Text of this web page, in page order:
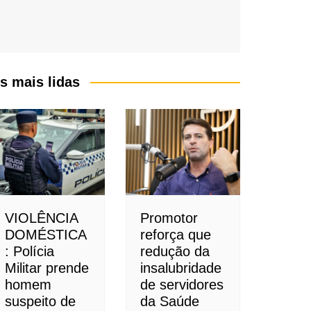
mais lidas
VIOLÊNCIA
DOMÉSTICA
: Polícia
Militar prende
homem
suspeito de
Promotor
reforça que
redução da
insalubridade
de servidores
da Saúde